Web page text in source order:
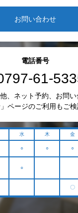
お問い合わせ
電話番号
61-
、ネット予約、お問
ページのご利用もご検
水 木 金
○ ○ ○
○
〇